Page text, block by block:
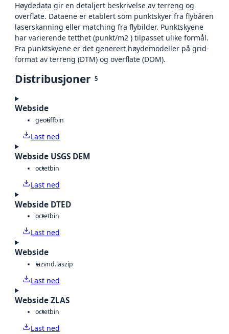
Høydedata gir en detaljert beskrivelse av terreng og
overflate. Dataene er etablert som punktskyer fra flybåren
laserskanning eller matching fra flybilder. Punktskyene
har varierende tetthet (punkt/m2 ) tilpasset ulike formål.
Fra punktskyene er det generert høydemodeller på grid-
format av terreng (DTM) og overflate (DOM).
Distribusjoner 5
Webside
geotiffbin
Last ned
Webside USGS DEM
octetbin
Last ned
Webside DTED
octetbin
Last ned
Webside
lazvnd.laszip
Last ned
Webside ZLAS
octetbin
Last ned